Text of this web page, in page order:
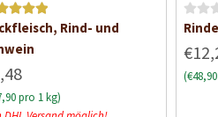
mit
5
Rind- und
pro 1 kg)
B
w
e